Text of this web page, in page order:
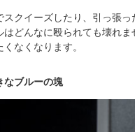
スクイーズしたり、引っ張っ
はどんなに殴られても壊れ
くなくなります。
なブルーの塊